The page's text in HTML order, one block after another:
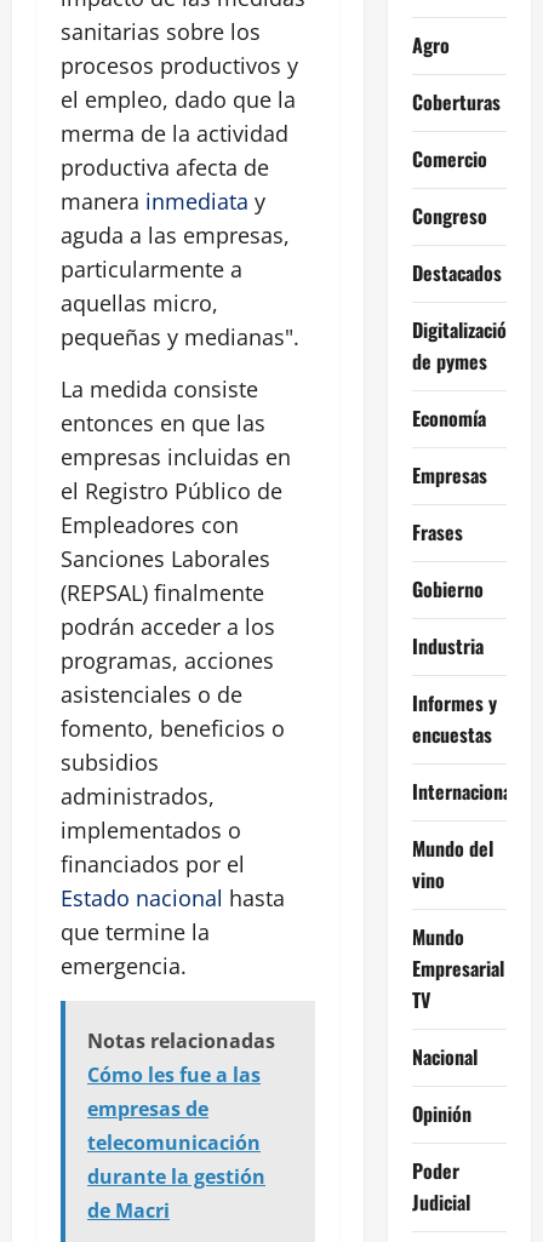
sanitarias sobre los
procesos productivos y
el empleo, dado que la
merma de la actividad
productiva afecta de
manera inmediata y
aguda a las empresas,
particularmente a
aquellas micro,
pequeñas y medianas".
La medida consiste
entonces en que las
empresas incluidas en
el Registro Público de
Empleadores con
Sanciones Laborales
(REPSAL) finalmente
podrán acceder a los
programas, acciones
asistenciales o de
fomento, beneficios o
subsidios
administrados,
implementados o
financiados por el
Estado nacional hasta
que termine la
emergencia.
Notas relacionadas
Cómo les fue a las
empresas de
telecomunicación
durante la gestión
de Macri
Agro
Coberturas
Comercio
Congreso
Destacados
Digitalización
de pymes
Economía
Empresas
Frases
Gobierno
Industria
Informes y
encuestas
Internacional
Mundo del
vino
Mundo
Empresarial
TV
Nacional
Opinión
Poder
Judicial